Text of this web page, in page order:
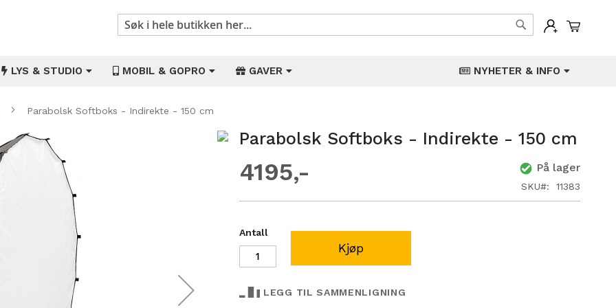
Min
Søk
LYS & STUDIO MOBIL & GOPRO GAVER NYHETER & INFO
Parabolsk Softboks - Indirekte - 150 cm
Parabolsk Softboks - Indirekte - 150 cm
4195 På lager
SKU 11383
Antall
Kjøp
LEGG TIL SAMMENLIGNING
Gå
begynnelsen